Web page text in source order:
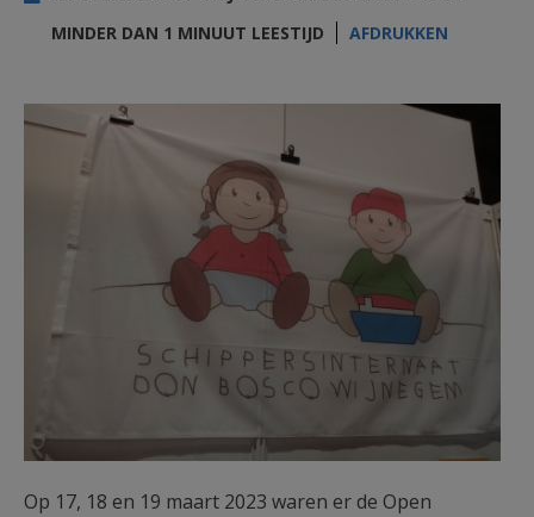
MIJN PAROCHIE
AANMELDEN OF REGISTREREN
MINDER DAN 1 MINUUT LEESTIJD
AFDRUKKEN
IMG_20230319_162133473.jpg
Op 17, 18 en 19 maart 2023 waren er de Open